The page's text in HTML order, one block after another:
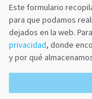
Este formulario
para que podamos
dejados en la web.
privacidad, donde
y por qué